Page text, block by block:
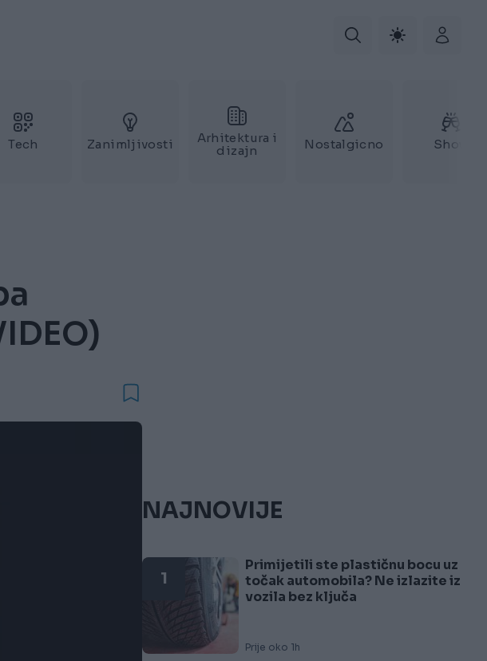
Tech Zanimljivosti
Arhitektura i
dizajn
Nostalgicno Show
NAJNOVIJE
1
Primijetili ste plastičnu bocu uz
točak automobila? Ne izlazite iz
vozila bez ključa
Prije oko 1h